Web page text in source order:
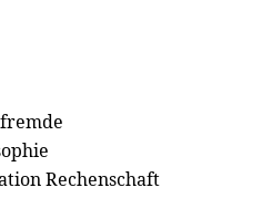
Rechenschaft